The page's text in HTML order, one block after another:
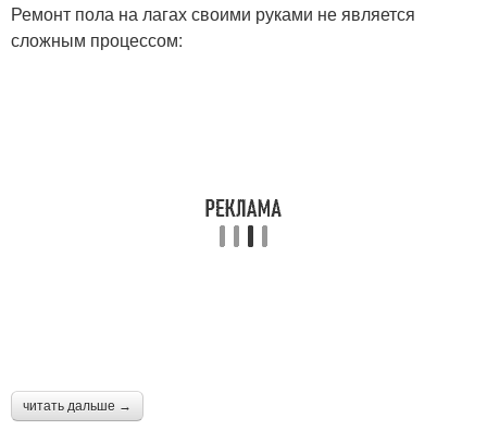
Ремонт пола на лагах своими руками не является
сложным процессом:
читать дальше →